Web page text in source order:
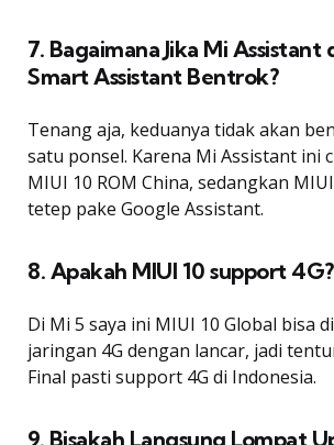
7. Bagaimana Jika Mi Assistant
Smart Assistant Bentrok?
Tenang aja, keduanya tidak akan
satu ponsel. Karena Mi Assistant ini
MIUI 10 ROM China, sedangkan
tetep pake Google Assistant.
8. Apakah MIUI 10 support 4G?
Di Mi 5 saya ini MIUI 10 Global bisa
jaringan 4G dengan lancar, jadi
Final pasti support 4G di Indonesia.
9. Bisakah Langsung Lompat